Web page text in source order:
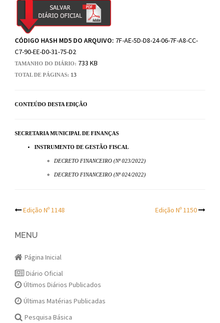
CÓDIGO HASH MD5 DO ARQUIVO: 7F-AE-5D-D8-24-06-7F-A8-CC-
C7-90-EE-D0-31-75-D2
TAMANHO DO DIÁRIO: 733 KB
TOTAL DE PÁGINAS: 13
CONTEÚDO DESTA EDIÇÃO
SECRETARIA MUNICIPAL DE FINANÇAS
INSTRUMENTO DE GESTÃO FISCAL
DECRETO FINANCEIRO (Nº 023/2022)
DECRETO FINANCEIRO (Nº 024/2022)
Post
navigation
Edição Nº 1148 Edição Nº 1150
MENU
Página Inicial
Diário Oficial
Últimos Diários Publicados
Últimas Matérias Publicadas
Pesquisa Básica